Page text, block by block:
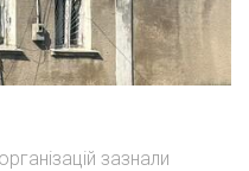
зазнали